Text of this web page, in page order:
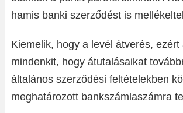
hamis banki szerződést is
Kiemelik, hogy a levél átverés,
mindenkit, hogy átutalásaikat
általános szerződési feltételekben
meghatározott bankszámlaszámra